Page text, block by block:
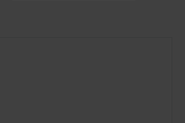
sitten